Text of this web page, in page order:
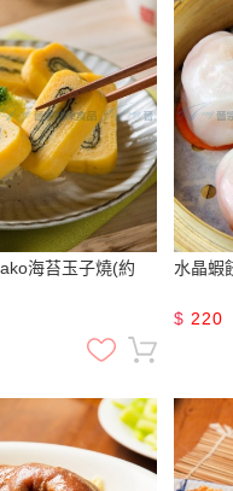
海苔玉子燒(約
水晶蝦
$ 220